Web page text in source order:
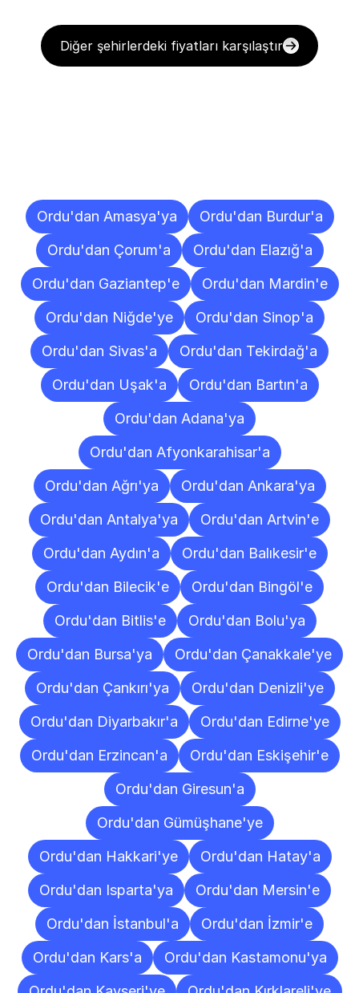
Diğer şehirlerdeki fiyatları karşılaştır
Ordu'dan Amasya'ya
Ordu'dan Burdur'a
Ordu'dan Çorum'a
Ordu'dan Elazığ'a
Ordu'dan Gaziantep'e
Ordu'dan Mardin'e
Ordu'dan Niğde'ye
Ordu'dan Sinop'a
Ordu'dan Sivas'a
Ordu'dan Tekirdağ'a
Ordu'dan Uşak'a
Ordu'dan Bartın'a
Ordu'dan Adana'ya
Ordu'dan Afyonkarahisar'a
Ordu'dan Ağrı'ya
Ordu'dan Ankara'ya
Ordu'dan Antalya'ya
Ordu'dan Artvin'e
Ordu'dan Aydın'a
Ordu'dan Balıkesir'e
Ordu'dan Bilecik'e
Ordu'dan Bingöl'e
Ordu'dan Bitlis'e
Ordu'dan Bolu'ya
Ordu'dan Bursa'ya
Ordu'dan Çanakkale'ye
Ordu'dan Çankırı'ya
Ordu'dan Denizli'ye
Ordu'dan Diyarbakır'a
Ordu'dan Edirne'ye
Ordu'dan Erzincan'a
Ordu'dan Eskişehir'e
Ordu'dan Giresun'a
Ordu'dan Gümüşhane'ye
Ordu'dan Hakkari'ye
Ordu'dan Hatay'a
Ordu'dan Isparta'ya
Ordu'dan Mersin'e
Ordu'dan İstanbul'a
Ordu'dan İzmir'e
Ordu'dan Kars'a
Ordu'dan Kastamonu'ya